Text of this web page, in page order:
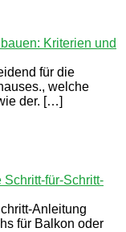
Kriterien und
für die
welche
der. […]
für-Schritt-
Anleitung
für Balkon oder